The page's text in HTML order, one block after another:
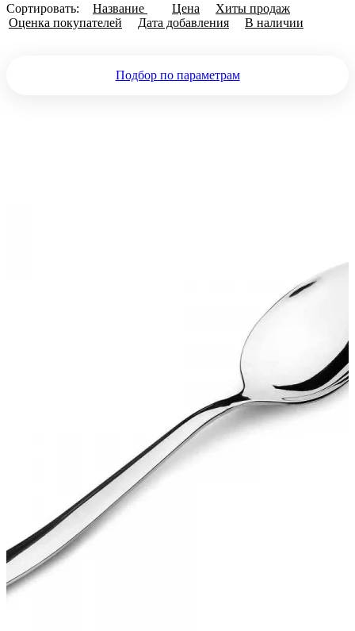
Сортировать: Название Цена
Хиты продаж
Оценка покупателей
Дата добавления В наличии
Подбор по параметрам